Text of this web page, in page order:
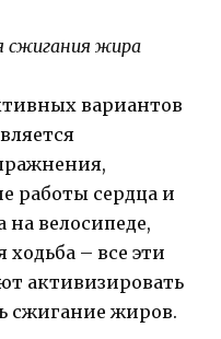
сжигания жира
вариантов
работы сердца и
на велосипеде,
– все эти
активизировать
сжигание жиров.